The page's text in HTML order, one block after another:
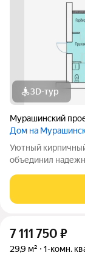
3D-тур
Мурашинский
Дом на
Уютный
объединил
тех, кто ценит
уединение и
7 111 750 ₽
29,9 м² 1-комн.